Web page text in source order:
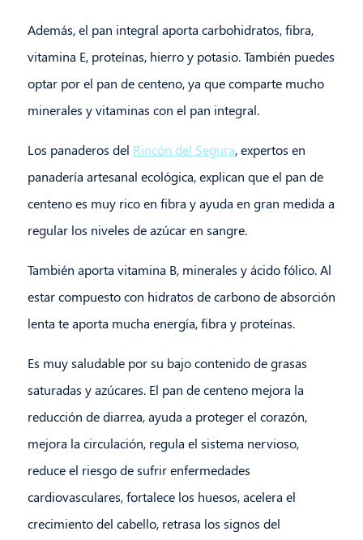
Además, el pan integral aporta carbohidratos, fibra,
vitamina E, proteínas, hierro y potasio. También puedes
optar por el pan de centeno, ya que comparte mucho
minerales y vitaminas con el pan integral.
Los panaderos del Rincón del Segura, expertos en
panadería artesanal ecológica, explican que el pan de
centeno es muy rico en fibra y ayuda en gran medida a
regular los niveles de azúcar en sangre.
También aporta vitamina B, minerales y ácido fólico. Al
estar compuesto con hidratos de carbono de absorción
lenta te aporta mucha energía, fibra y proteínas.
Es muy saludable por su bajo contenido de grasas
saturadas y azúcares. El pan de centeno mejora la
reducción de diarrea, ayuda a proteger el corazón,
mejora la circulación, regula el sistema nervioso,
reduce el riesgo de sufrir enfermedades
cardiovasculares, fortalece los huesos, acelera el
crecimiento del cabello, retrasa los signos del